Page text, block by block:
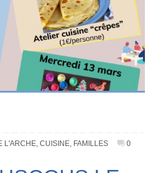
L'ARCHE,CUISINE, FAMILLES 0